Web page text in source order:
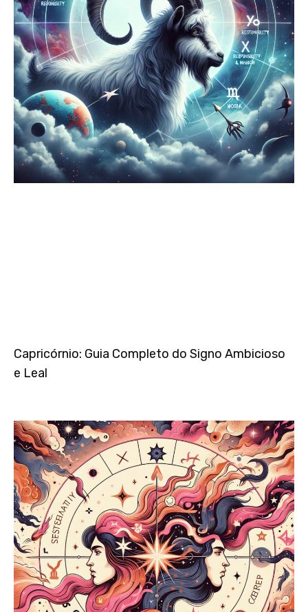
Capricórnio: Guia Completo do Signo Ambicioso
e Leal